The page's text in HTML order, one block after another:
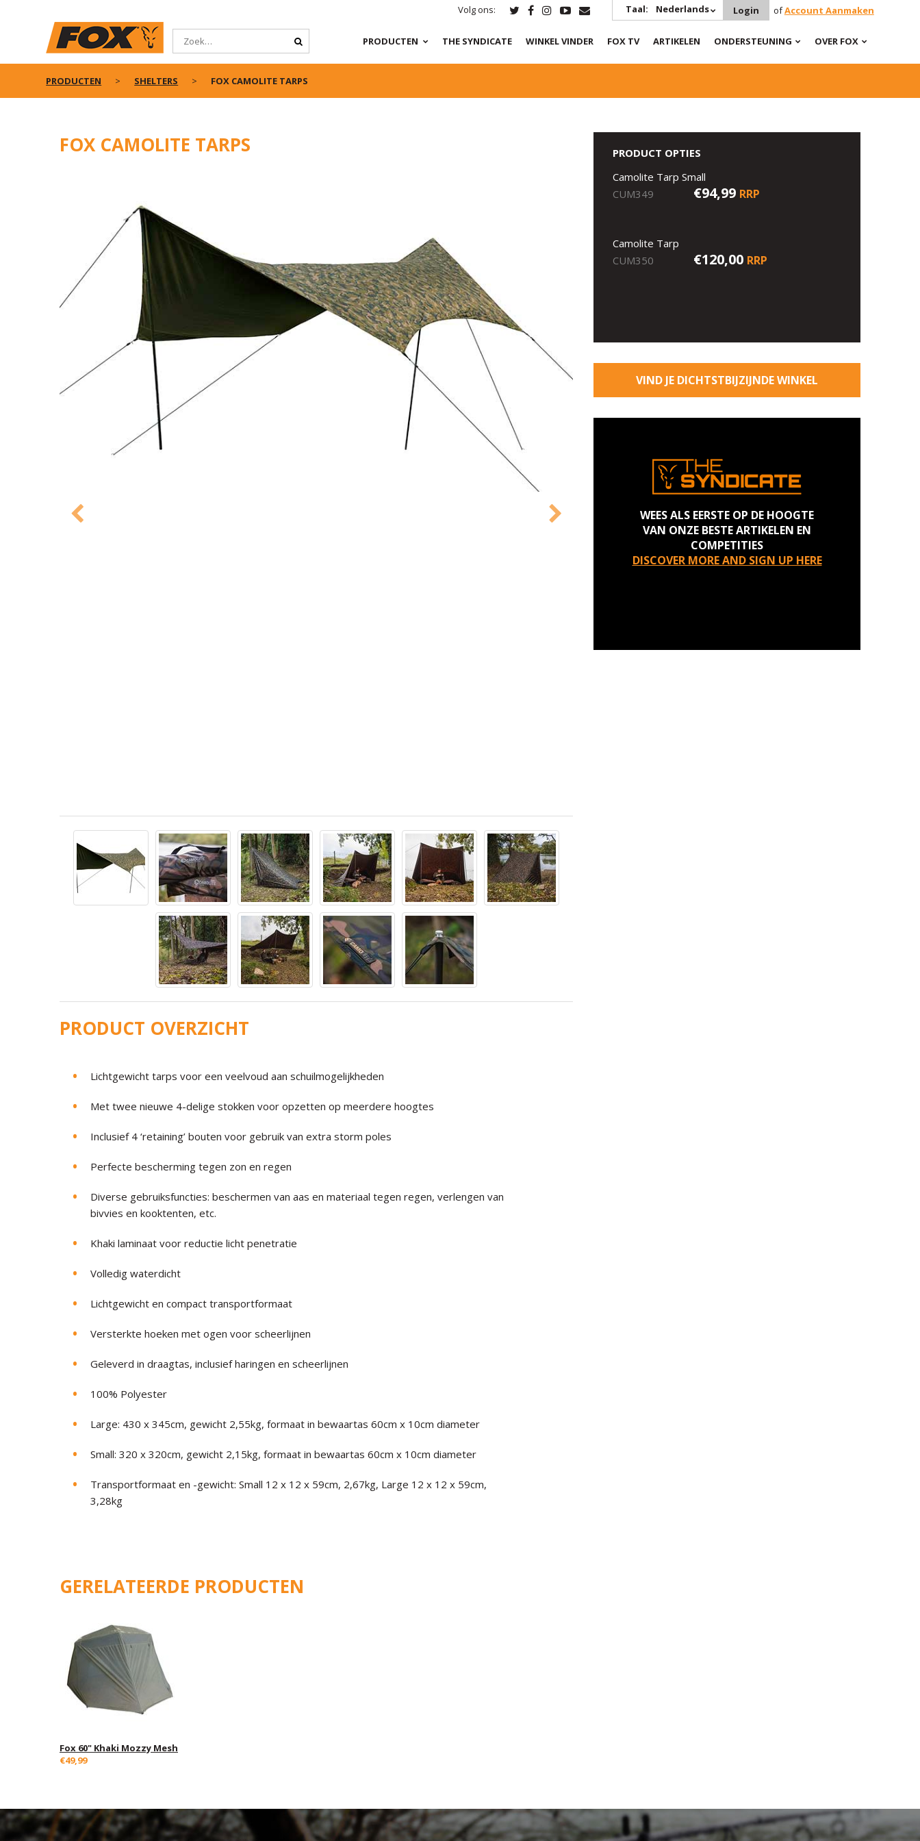
Volg ons: Taal: Nederlands Login ofAccount Aanmaken
PRODUCTEN THE SYNDICATE WINKEL VINDER FOX TV ARTIKELEN ONDERSTEUNING OVER FOX
PRODUCTEN SHELTERS FOX CAMOLITE TARPS
FOX CAMOLITE TARPS
PRODUCT OVERZICHT
Lichtgewicht tarps voor een veelvoud aan schuilmogelijkheden
Met twee nieuwe 4-delige stokken voor opzetten op meerdere hoogtes
Inclusief 4 ‘retaining’ bouten voor gebruik van extra storm poles
Perfecte bescherming tegen zon en regen
Diverse gebruiksfuncties: beschermen van aas en materiaal tegen regen, verlengen van
bivvies en kooktenten, etc.
Khaki laminaat voor reductie licht penetratie
Volledig waterdicht
Lichtgewicht en compact transportformaat
Versterkte hoeken met ogen voor scheerlijnen
Geleverd in draagtas, inclusief haringen en scheerlijnen
100% Polyester
Large: 430 x 345cm, gewicht 2,55kg, formaat in bewaartas 60cm x 10cm diameter
Small: 320 x 320cm, gewicht 2,15kg, formaat in bewaartas 60cm x 10cm diameter
Transportformaat en -gewicht: Small 12 x 12 x 59cm, 2,67kg, Large 12 x 12 x 59cm,
3,28kg
PRODUCT OPTIES
Camolite Tarp Small
CUM349
€94,99 RRP
Camolite Tarp
CUM350
€120,00 RRP
VIND JE DICHTSTBIJZIJNDE WINKEL
WEES ALS EERSTE OP DE HOOGTE
VAN ONZE BESTE ARTIKELEN EN
COMPETITIES
DISCOVER MORE AND SIGN UP HERE
GERELATEERDE PRODUCTEN
Fox 60" Khaki Mozzy Mesh
€49,99